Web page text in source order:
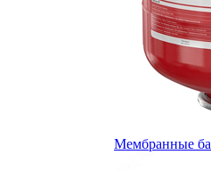
Мембранные